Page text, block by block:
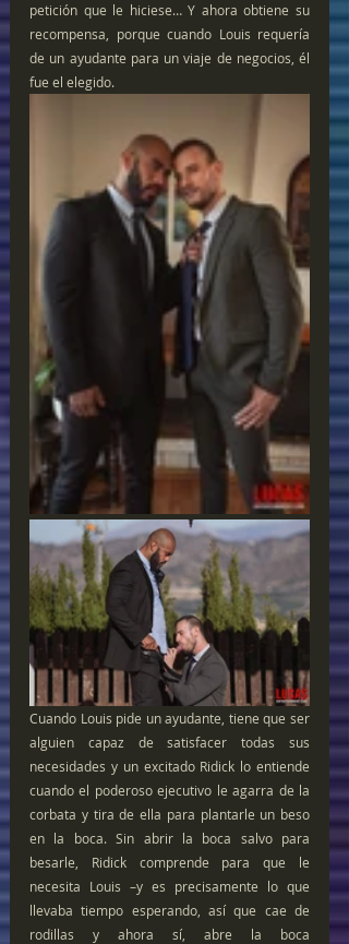
petición que le hiciese… Y ahora obtiene su
recompensa, porque cuando Louis requería
de un ayudante para un viaje de negocios, él
fue el elegido.
Cuando Louis pide un ayudante, tiene que ser
alguien capaz de satisfacer todas sus
necesidades y un excitado Ridick lo entiende
cuando el poderoso ejecutivo le agarra de la
corbata y tira de ella para plantarle un beso
en la boca. Sin abrir la boca salvo para
besarle, Ridick comprende para que le
necesita Louis –y es precisamente lo que
llevaba tiempo esperando, así que cae de
rodillas y ahora sí, abre la boca